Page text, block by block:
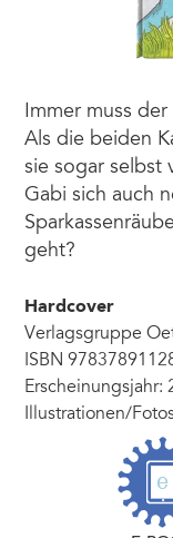
Immer muss
Als die beiden
sie sogar selbst
Gabi sich auch
geht?
Hardcover
Verlagsgruppe
ISBN
Erscheinungsjahr:
Illustrationen/